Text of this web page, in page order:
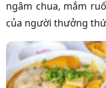
ngâm chua, mắm
của người thưởng